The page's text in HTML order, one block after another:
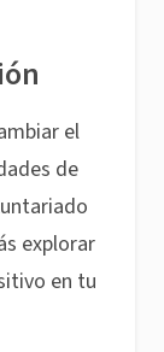
el
de
explorar
en tu